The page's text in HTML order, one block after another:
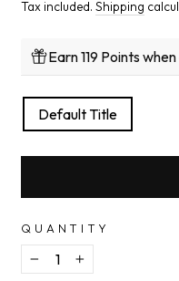
price
Tax included. Shipping
Earn 119 Points
TITLE
Default Title
QUANTITY
− +